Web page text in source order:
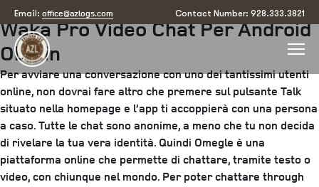
Email: office@azlogs.com Contact Number: 928.333.3821
Posted
on
April 6, 2025June 17, 2025 arizona
Waka Pro Video Chat Per Android
Obtain
Per avviare una conversazione con uno dei tantissimi utenti
online, non dovrai fare altro che premere sul pulsante Talk
situato nella homepage e l’app ti accoppierà con una persona
a caso. Tutte le chat sono anonime, a meno che tu non decida
di rivelare la tua vera identità. Quindi Omegle è una
piattaforma online che permette di chattare, tramite testo o
video, con chiunque nel mondo. Per poter chattare through